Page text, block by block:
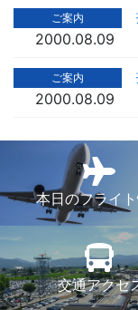
ご案内
2000.08.09
ご案内
2000.08.09
本日のフライ
交通アクセ